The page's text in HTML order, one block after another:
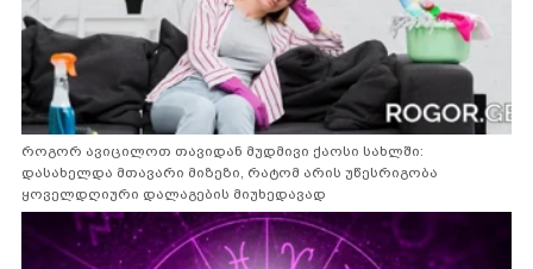
როგორ ავიცილოთ თავიდან მუდმივი ქაოსი სახლში:
დასახელდა მთავარი მიზეზი, რატომ არის უწესრიგობა
ყოველდღიური დალაგების მიუხედავად